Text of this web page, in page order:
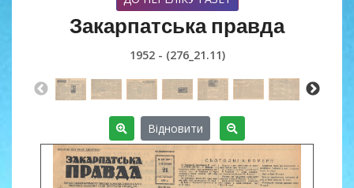
Закарпатська правда
1952 - (276_21.11)
Відновити